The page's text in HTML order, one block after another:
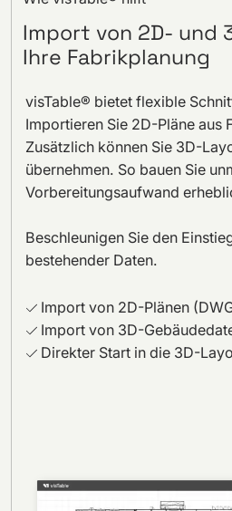
Import von 2D- und
Ihre Fabrikplanung
visTable® bietet flexible
Importieren Sie 2D-Pläne aus
Zusätzlich können Sie 3D-
übernehmen. So bauen Sie
Vorbereitungsaufwand
Beschleunigen Sie den
bestehender Daten.
Import von 2D-Plänen
Import von 3D-
Direkter Start in die 3D-